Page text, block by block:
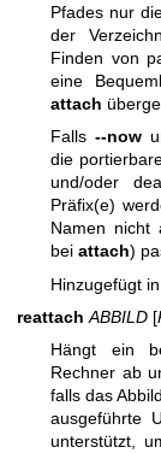
Pfades nur
der
Finden von
eine
attach
Falls--now
die
und/oder
Präfix(e)
Namen nicht
bei attach)
Hinzugefügt
reattach ABBILD [
Hängt ein
Rechner ab
falls das
ausgeführte
unterstützt,